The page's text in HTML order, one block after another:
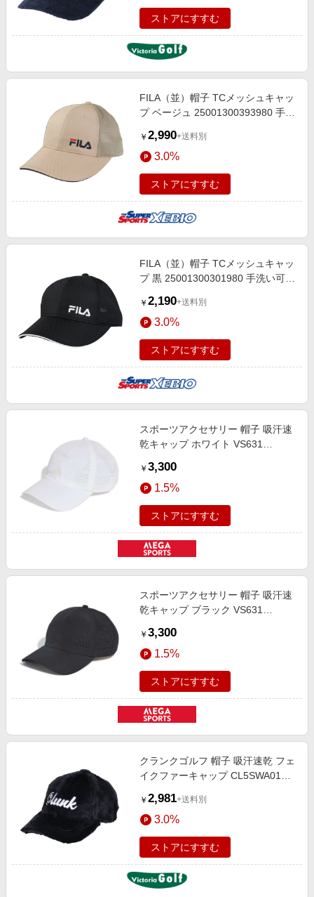
ストアにすすむ
FILA（並）帽子 TCメッシュキャッ
プ ベージュ 25001300393980 手洗
日差し対策 シンプル
￥ 2,990+送料別
3.0%
ストアにすすむ
FILA（並）帽子 TCメッシュキャッ
プ 黒 25001300301980 手洗い可
し対策 シンプル
￥ 2,190+送料別
3.0%
ストアにすすむ
スポーツアクセサリー 帽子 吸汗速
乾キャップ ホワイト VS631
￥ 3,300
1.5%
ストアにすすむ
スポーツアクセサリー 帽子 吸汗速
乾キャップ ブラック VS631
￥ 3,300
1.5%
ストアにすすむ
クランクゴルフ 帽子 吸汗速乾 フェ
イクファーキャップ CL5SWA01
￥ 2,981+送料別
3.0%
ストアにすすむ